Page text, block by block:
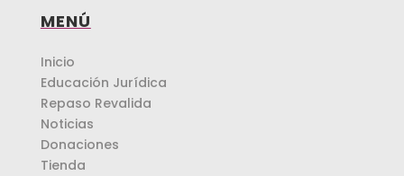
MENÚ
Inicio
Educación Jurídica
Repaso Revalida
Noticias
Donaciones
Tienda